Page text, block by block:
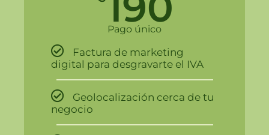
Pago único
Factura de marketing
digital para desgravarte el IVA
Geolocalización cerca de tu
negocio